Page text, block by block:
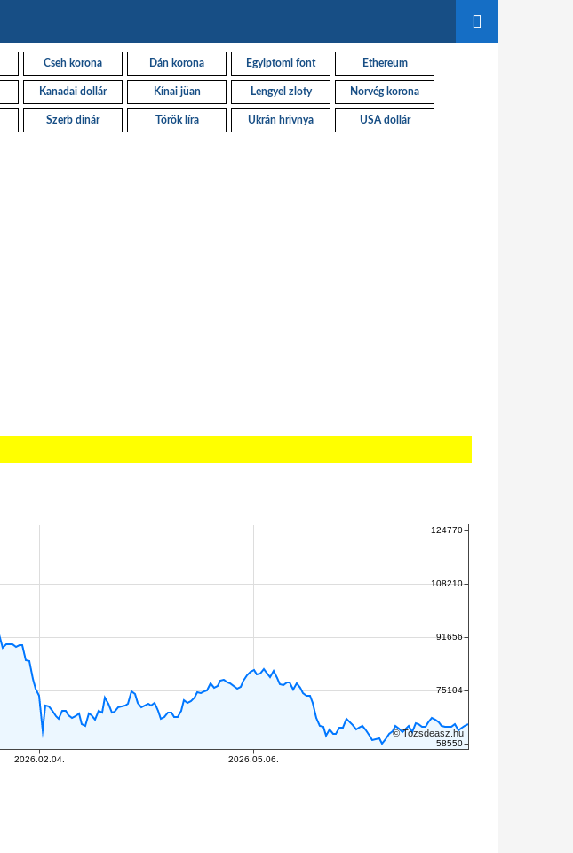
Cseh korona Dán korona Egyiptomi font Ethereum
Kanadai dollár Kínai jüan Lengyel zloty Norvég korona
Szerb dinár Török líra Ukrán hrivnya USA dollár